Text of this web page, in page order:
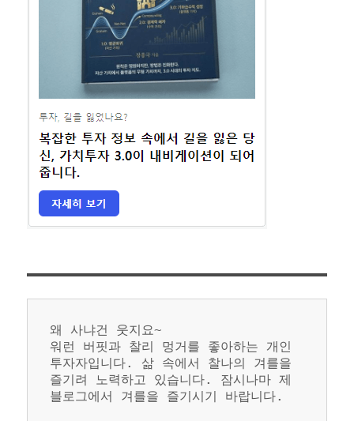
업
왜 사냐건 웃지요~
워런 버핏과 찰리 멍거를 좋아하는 개인
투자자입니다. 삶 속에서 찰나의 겨를을
즐기려 노력하고 있습니다. 잠시나마 제
블로그에서 겨를을 즐기시기 바랍니다.